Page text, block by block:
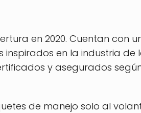
en 2020. Cuentan con
en la industria de
y asegurados
de manejo solo al